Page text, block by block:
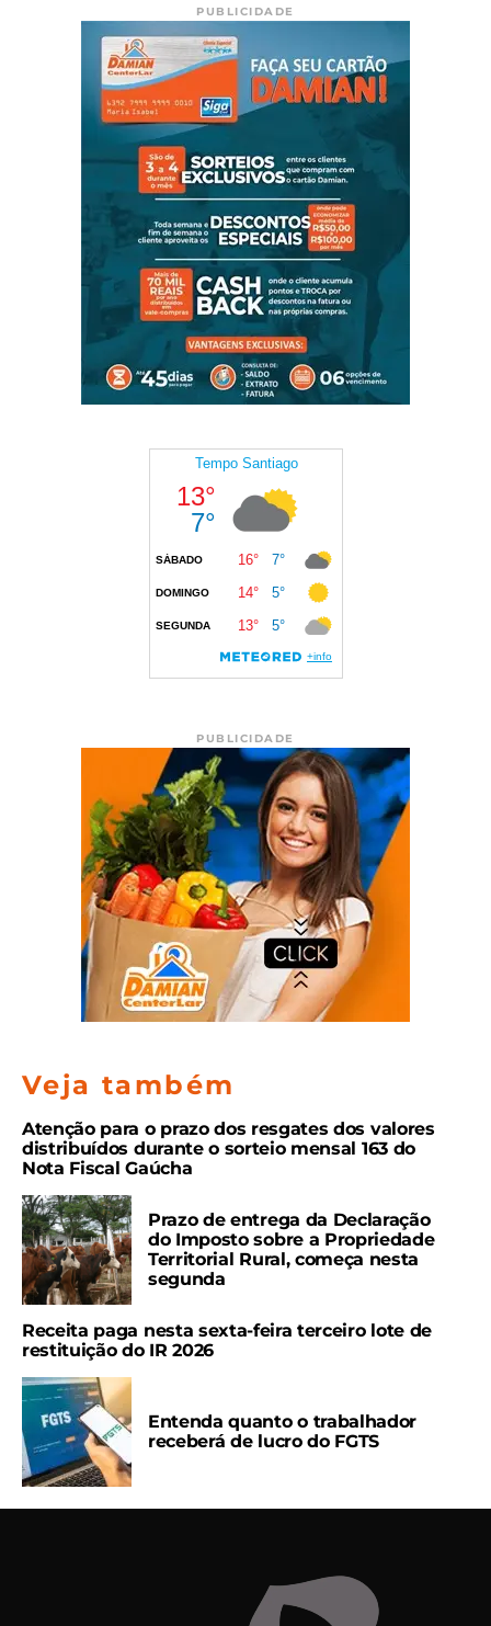
PUBLICIDADE
PUBLICIDADE
Veja também
Atenção para o prazo dos resgates dos valores
distribuídos durante o sorteio mensal 163 do
Nota Fiscal Gaúcha
Prazo de entrega da Declaração
do Imposto sobre a Propriedade
Territorial Rural, começa nesta
segunda
Receita paga nesta sexta-feira terceiro lote de
restituição do IR 2026
Entenda quanto o trabalhador
receberá de lucro do FGTS